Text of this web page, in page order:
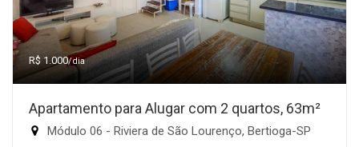
R$ 1.000/dia
Apartamento para Alugar com 2 quartos, 63m²
Módulo 06 - Riviera de São Lourenço, Bertioga-SP